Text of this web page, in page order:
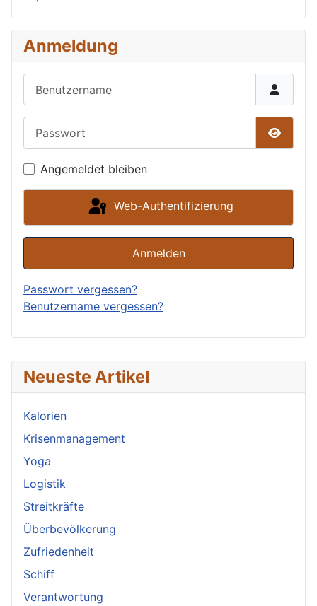
Neueste Artikel
Kalorien
Krisenmanagement
Yoga
Logistik
Streitkräfte
Überbevölkerung
Zufriedenheit
Schiff
Verantwortung
Anmeldung
Angemeldet bleiben
Web-Authentifizierung
Anmelden
Passwort vergessen?
Benutzername vergessen?